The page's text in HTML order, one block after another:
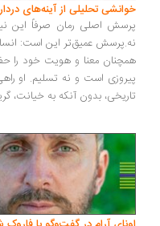
خوانشی تحلیلی از آینه‌های
پرسش اصلی رمان صرفاً این
نه.پرسش عمیق‌تر این است:
همچنان معنا و هویت خود را
پیروزی است و نه تسلیم. او
تاریخی، بدون آنکه به خیانت،